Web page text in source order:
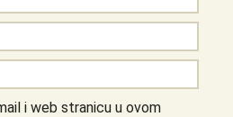
i web stranicu u ovom